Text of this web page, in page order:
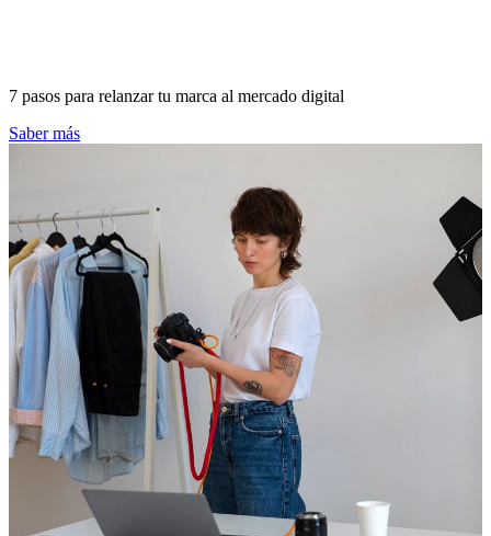
7 pasos para relanzar tu marca al mercado digital
Saber más